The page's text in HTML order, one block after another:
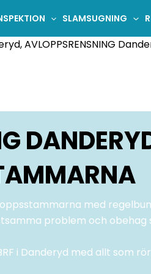
SLAMSUGNING
med
problem och
i Danderyd med allt som